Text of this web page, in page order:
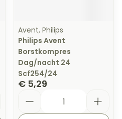
Avent, Philips
Philips Avent
Borstkompres
Dag/nacht 24
Scf254/24
€ 5,29